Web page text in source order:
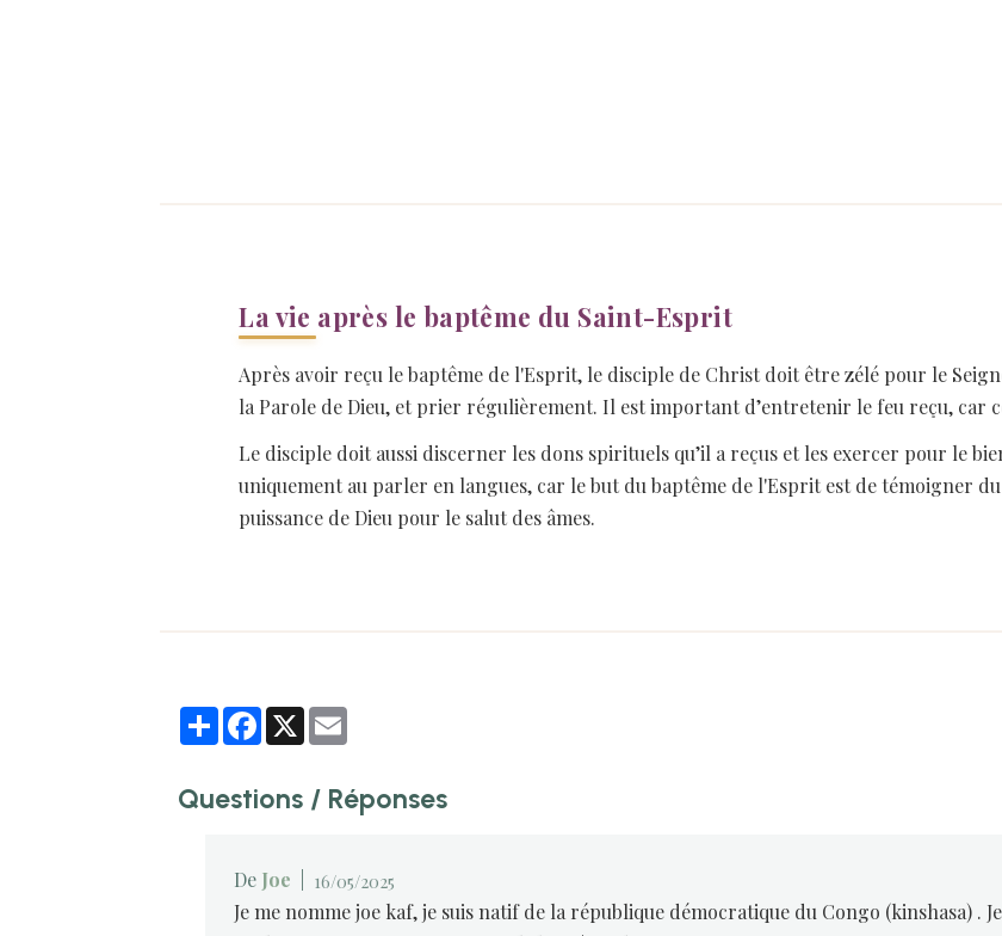
La vie après le baptême du Saint-Esprit
Après avoir reçu le baptême de l'Esprit, le disciple de Christ doit être zélé pour le
la Parole de Dieu, et prier régulièrement. Il est important d’entretenir le feu reçu, car
Le disciple doit aussi discerner les dons spirituels qu’il a reçus et les exercer pour le
uniquement au parler en langues, car le but du baptême de l'Esprit est de témoigner
puissance de Dieu pour le salut des âmes.
PartagerFacebook
X
Questions / Réponses
DeJoe 16/05/2025
Je me nomme joe kaf, je suis natif de la république démocratique du Congo (kinshasa) .